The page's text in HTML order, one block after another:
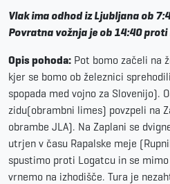
Vlak ima odhod iz Ljubljana ob
Povratna vožnja je ob 14:40
Opis pohoda: Pot bomo začeli na
kjer se bomo ob železnici
spopada med vojno za Slovenijo).
zidu(obrambni limes) povzpeli na
obrambe JLA). Na Zaplani se
utrjen v času Rapalske meje
spustimo proti Logatcu in se
vrnemo na izhodišče. Tura je